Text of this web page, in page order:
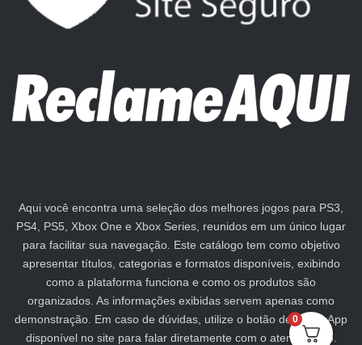
Aqui você encontra uma seleção dos melhores jogos para PS3,
PS4, PS5, Xbox One e Xbox Series, reunidos em um único lugar
para facilitar sua navegação. Este catálogo tem como objetivo
apresentar títulos, categorias e formatos disponíveis, exibindo
como a plataforma funciona e como os produtos são
organizados. As informações exibidas servem apenas como
demonstração. Em caso de dúvidas, utilize o botão de WhatsApp
disponível no site para falar diretamente com o atendimento.
0